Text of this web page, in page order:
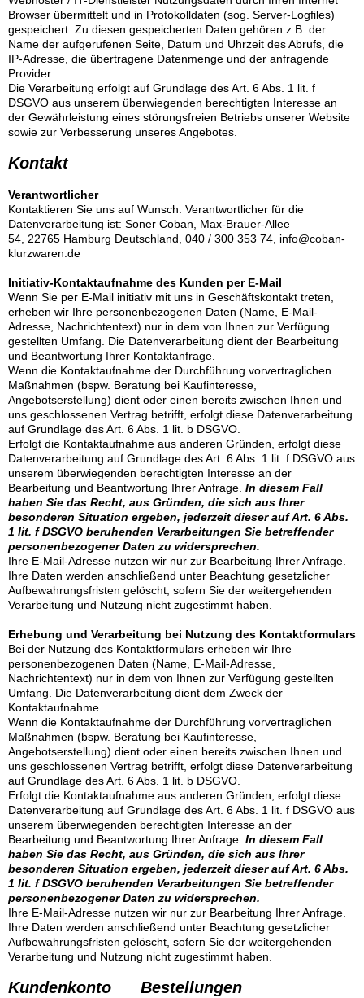
Browser übermittelt und in Protokolldaten (sog. Server-Logfiles)
gespeichert. Zu diesen gespeicherten Daten gehören z.B. der
Name der aufgerufenen Seite, Datum und Uhrzeit des Abrufs, die
IP-Adresse, die übertragene Datenmenge und der anfragende
Provider.
Die Verarbeitung erfolgt auf Grundlage des Art. 6 Abs. 1 lit. f
DSGVO aus unserem überwiegenden berechtigten Interesse an
der Gewährleistung eines störungsfreien Betriebs unserer Website
sowie zur Verbesserung unseres Angebotes.
Kontakt
Verantwortlicher
Kontaktieren Sie uns auf Wunsch. Verantwortlicher für die
Datenverarbeitung ist: Soner Coban, Max-Brauer-Allee
54, 22765 Hamburg Deutschland, 040 / 300 353 74, info@coban-
klurzwaren.de
Initiativ-Kontaktaufnahme des Kunden per E-Mail
Wenn Sie per E-Mail initiativ mit uns in Geschäftskontakt treten,
erheben wir Ihre personenbezogenen Daten (Name, E-Mail-
Adresse, Nachrichtentext) nur in dem von Ihnen zur Verfügung
gestellten Umfang. Die Datenverarbeitung dient der Bearbeitung
und Beantwortung Ihrer Kontaktanfrage.
Wenn die Kontaktaufnahme der Durchführung vorvertraglichen
Maßnahmen (bspw. Beratung bei Kaufinteresse,
Angebotserstellung) dient oder einen bereits zwischen Ihnen und
uns geschlossenen Vertrag betrifft, erfolgt diese Datenverarbeitung
auf Grundlage des Art. 6 Abs. 1 lit. b DSGVO.
Erfolgt die Kontaktaufnahme aus anderen Gründen, erfolgt diese
Datenverarbeitung auf Grundlage des Art. 6 Abs. 1 lit. f DSGVO aus
unserem überwiegenden berechtigten Interesse an der
Bearbeitung und Beantwortung Ihrer Anfrage. In diesem Fall
haben Sie das Recht, aus Gründen, die sich aus Ihrer
besonderen Situation ergeben, jederzeit dieser auf Art. 6 Abs.
1 lit. f DSGVO beruhenden Verarbeitungen Sie betreffender
personenbezogener Daten zu widersprechen.
Ihre E-Mail-Adresse nutzen wir nur zur Bearbeitung Ihrer Anfrage.
Ihre Daten werden anschließend unter Beachtung gesetzlicher
Aufbewahrungsfristen gelöscht, sofern Sie der weitergehenden
Verarbeitung und Nutzung nicht zugestimmt haben.
Erhebung und Verarbeitung bei Nutzung des Kontaktformulars
Bei der Nutzung des Kontaktformulars erheben wir Ihre
personenbezogenen Daten (Name, E-Mail-Adresse,
Nachrichtentext) nur in dem von Ihnen zur Verfügung gestellten
Umfang. Die Datenverarbeitung dient dem Zweck der
Kontaktaufnahme.
Wenn die Kontaktaufnahme der Durchführung vorvertraglichen
Maßnahmen (bspw. Beratung bei Kaufinteresse,
Angebotserstellung) dient oder einen bereits zwischen Ihnen und
uns geschlossenen Vertrag betrifft, erfolgt diese Datenverarbeitung
auf Grundlage des Art. 6 Abs. 1 lit. b DSGVO.
Erfolgt die Kontaktaufnahme aus anderen Gründen, erfolgt diese
Datenverarbeitung auf Grundlage des Art. 6 Abs. 1 lit. f DSGVO aus
unserem überwiegenden berechtigten Interesse an der
Bearbeitung und Beantwortung Ihrer Anfrage. In diesem Fall
haben Sie das Recht, aus Gründen, die sich aus Ihrer
besonderen Situation ergeben, jederzeit dieser auf Art. 6 Abs.
1 lit. f DSGVO beruhenden Verarbeitungen Sie betreffender
personenbezogener Daten zu widersprechen.
Ihre E-Mail-Adresse nutzen wir nur zur Bearbeitung Ihrer Anfrage.
Ihre Daten werden anschließend unter Beachtung gesetzlicher
Aufbewahrungsfristen gelöscht, sofern Sie der weitergehenden
Verarbeitung und Nutzung nicht zugestimmt haben.
Kundenkonto Bestellungen